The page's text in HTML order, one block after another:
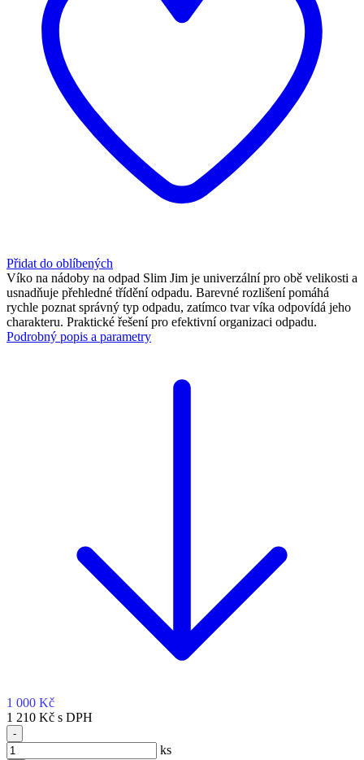
Přidat do oblíbených
Víko na nádoby na odpad Slim Jim je univerzální pro obě velikosti a
usnadňuje přehledné třídění odpadu. Barevné rozlišení pomáhá
rychle poznat správný typ odpadu, zatímco tvar víka odpovídá jeho
charakteru. Praktické řešení pro efektivní organizaci odpadu.
Podrobný popis a parametry
1 000 Kč
1 210 Kč s DPH
-
ks